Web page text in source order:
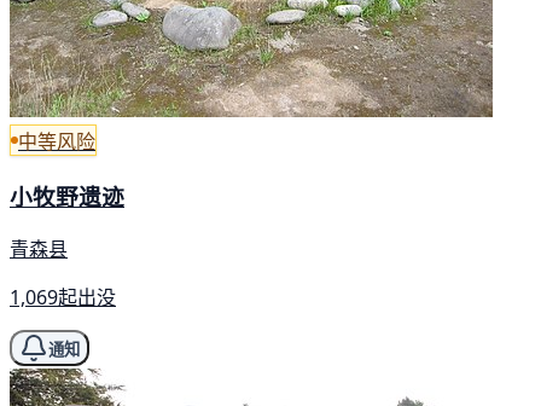
中等风险
小牧野遗迹
青森县
1,069起出没
通知